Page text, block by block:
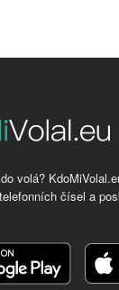
volá?
čísel a